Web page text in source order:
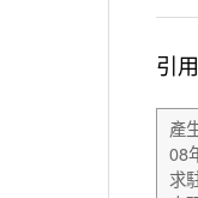
引用